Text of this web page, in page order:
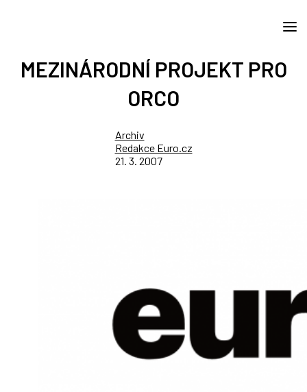
MEZINÁRODNÍ PROJEKT PRO
ORCO
Archiv
Redakce Euro.cz
21. 3. 2007